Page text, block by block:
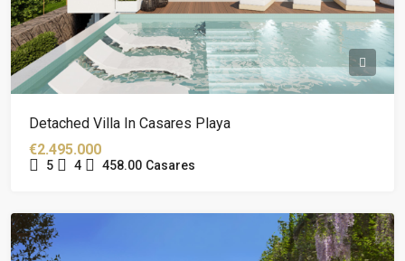
Detached Villa In Casares Playa
€2.495.000
5 4 458.00 Casares